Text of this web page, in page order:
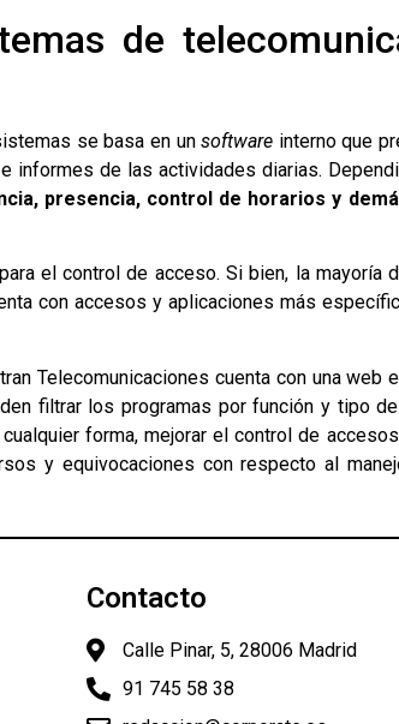
de
se basa en unsoftware interno que
informes de las actividades diarias.
presencia, control de horarios y
el control de acceso. Si bien, la mayoría
con accesos y aplicaciones más
Telecomunicaciones cuenta con una web
filtrar los programas por función y tipo
forma, mejorar el control de
y equivocaciones con respecto al
Contacto
Calle Pinar, 5, 28006 Madrid
91 745 58 38